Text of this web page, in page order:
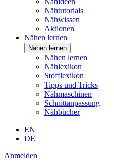
Nähtutorials
Nähwissen
Aktionen
Nähen lernen
Nähen lernen
Nähen lernen
Nählexikon
Stofflexikon
Tipps und Tricks
Nähmaschinen
Schnittanpassung
Nähbücher
EN
DE
Anmelden